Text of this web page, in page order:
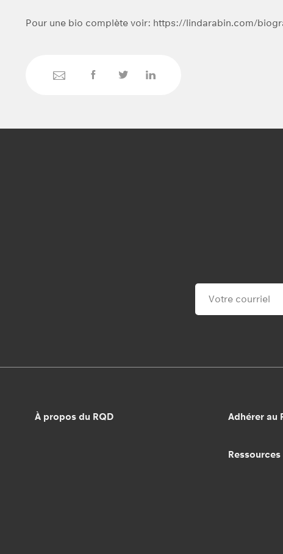
Pour une bio complète voir: https://lindarabin.com/
À propos du RQD Adhérer au
Ressources